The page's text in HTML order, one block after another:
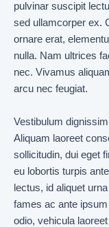
pulvinar suscipit
sed ullamcorper ex.
ornare erat,
nulla. Nam ultrices
nec. Vivamus
arcu nec feugiat.
Vestibulum
Aliquam laoreet
sollicitudin, dui eget
eu lobortis turpis
lectus, id aliquet
fames ac ante
odio, vehicula